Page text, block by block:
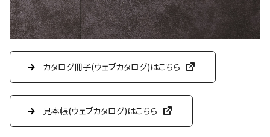
カタログ冊子(ウェブカタログ)はこちら
見本帳(ウェブカタログ)はこちら